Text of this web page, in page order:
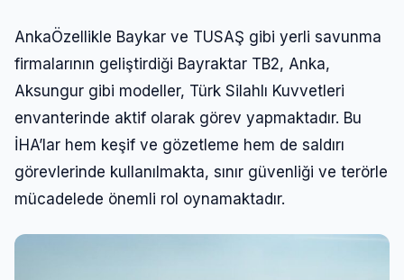
AnkaÖzellikle Baykar ve TUSAŞ gibi yerli savunma
firmalarının geliştirdiği Bayraktar TB2, Anka,
Aksungur gibi modeller, Türk Silahlı Kuvvetleri
envanterinde aktif olarak görev yapmaktadır. Bu
İHA’lar hem keşif ve gözetleme hem de saldırı
görevlerinde kullanılmakta, sınır güvenliği ve terörle
mücadelede önemli rol oynamaktadır.